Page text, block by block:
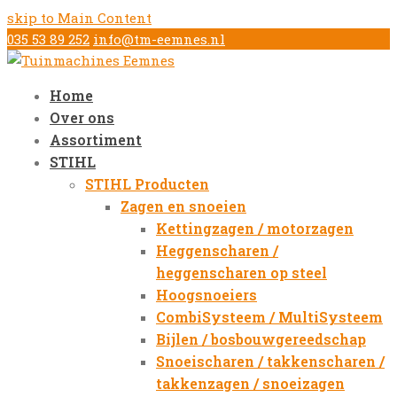
skip to Main Content
035 53 89 252 info@tm-eemnes.nl
Home
Over ons
Assortiment
STIHL
STIHL Producten
Zagen en snoeien
Kettingzagen / motorzagen
Heggenscharen /
heggenscharen op steel
Hoogsnoeiers
CombiSysteem / MultiSysteem
Bijlen / bosbouwgereedschap
Snoeischaren / takkenscharen /
takkenzagen / snoeizagen